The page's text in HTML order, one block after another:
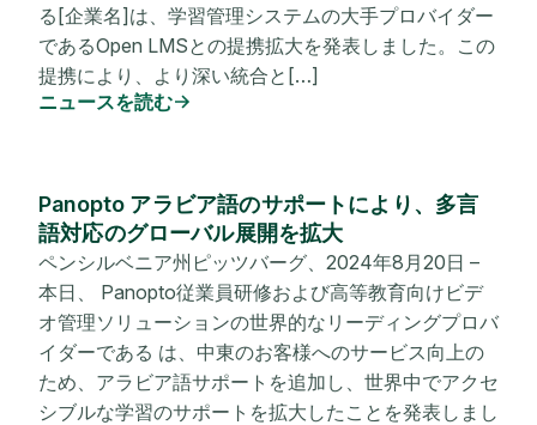
る[企業名]は、学習管理システムの大手プロバイダー
であるOpen LMSとの提携拡大を発表しました。この
提携により、より深い統合と[…]
ニュースを読む
Panopto アラビア語のサポートにより、多言
語対応のグローバル展開を拡大
ペンシルベニア州ピッツバーグ、2024年8月20日 –
本日、 Panopto従業員研修および高等教育向けビデ
オ管理ソリューションの世界的なリーディングプロバ
イダーである は、中東のお客様へのサービス向上の
ため、アラビア語サポートを追加し、世界中でアクセ
シブルな学習のサポートを拡大したことを発表しまし